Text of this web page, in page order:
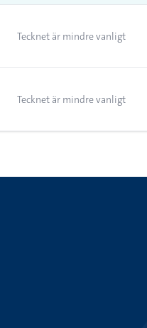
Tecknet är mindre vanligt
Tecknet är mindre vanligt